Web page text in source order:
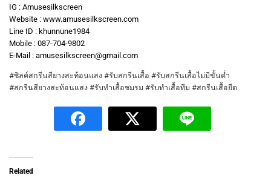
IG : Amusesilkscreen
Website : www.amusesilkscreen.com
Line ID : khunnune1984
Mobile : 087-704-9802
E-Mail : amusesilkscreen@gmail.com
#ซิลค์สกรีนสียางสะท้อนแสง #รับสกรีนเสื้อ #รับสกรีนเสื้อไม่มีขั้นต่ำ
#สกรีนสียางสะท้อนแสง #รับทำเสื้อชมรม #รับทำเสื้อทีม #สกรีนเสื้อยืด
Related